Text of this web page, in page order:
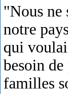
"Nous ne
notre
qui
besoin
familles